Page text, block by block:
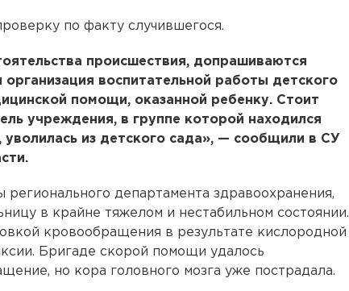
по факту случившегося.
происшествия, допрашиваются
воспитательной работы детского
помощи, оказанной ребенку. Стоит
учреждения, в группе которой находился
из детского сада», — сообщили в СУ
регионального департамента здравоохранения,
в крайне тяжелом и нестабильном состоянии.
кровообращения в результате кислородной
Бригаде скорой помощи удалось
но кора головного мозга уже пострадала.